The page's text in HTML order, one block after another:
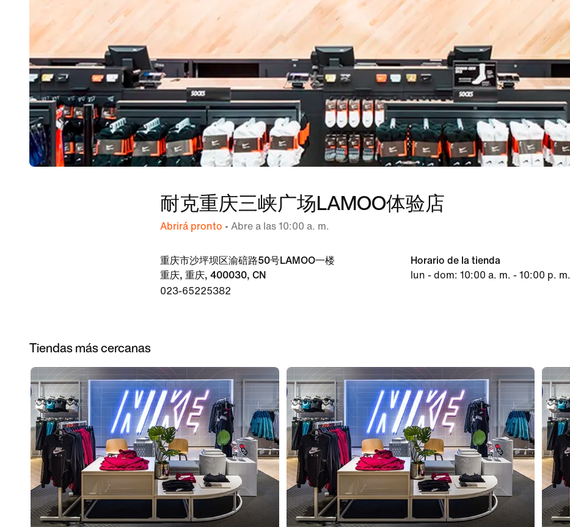
耐克重庆三峡广场LAMOO体验店
Abrirá pronto • Abre a las 10:00 a. m.
重庆市沙坪坝区渝碚路50号LAMOO一楼
重庆, 重庆, 400030, CN
023-65225382
Horario de la tienda
lun - dom: 10:00 a. m. - 10:00 p. m.
Tiendas más cercanas